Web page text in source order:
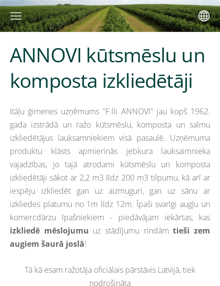
ANNOVI kūtsmēslu un
komposta izkliedētāji
Itāļu ģimenes uzņēmums "F.lli ANNOVI" jau kopš 1962.
gada izstrādā un ražo kūtsmēslu, komposta un salmu
izkliedētājus lauksamniekiem visā pasaulē. Uzņēmuma
produktu klāsts apmierinās jebkura lauksaimnieka
vajadzības, jo tajā atrodami kūtsmēslu un komposta
izkliedētāji sākot ar 2,2 m3 līdz 200 m3 tilpumu, kā arī ar
iespēju izkliedēt gan uz aizmuguri, gan uz sānu ar
izkliedes platumu no 1m līdz 12m. Īpaši svarīgi augļu un
komercdārzu īpašniekiem - piedāvājam iekārtas, kas
izkliedē mēslojumu uz stādījumu rindāmtieši zem
augiem šaurā joslā!
Tā kā esam ražotāja oficiālais pārstāvis Latvijā, tiek
nodrošināta